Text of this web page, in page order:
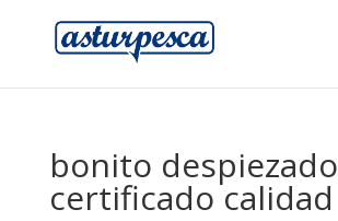
bonito despiezado
certificado calidad